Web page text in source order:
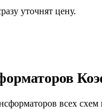
уточнят цену.
всех